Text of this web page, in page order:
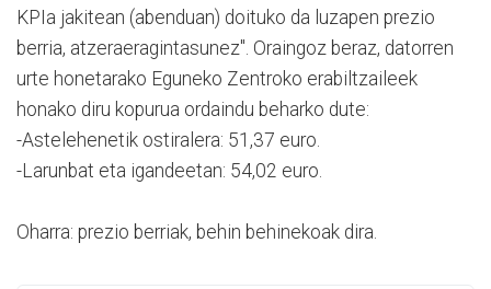
KPIa jakitean (abenduan) doituko da luzapen prezio
berria, atzeraeragintasunez". Oraingoz beraz, datorren
urte honetarako Eguneko Zentroko erabiltzaileek
honako diru kopurua ordaindu beharko dute:
-Astelehenetik ostiralera: 51,37 euro.
-Larunbat eta igandeetan: 54,02 euro.
Oharra: prezio berriak, behin behinekoak dira.